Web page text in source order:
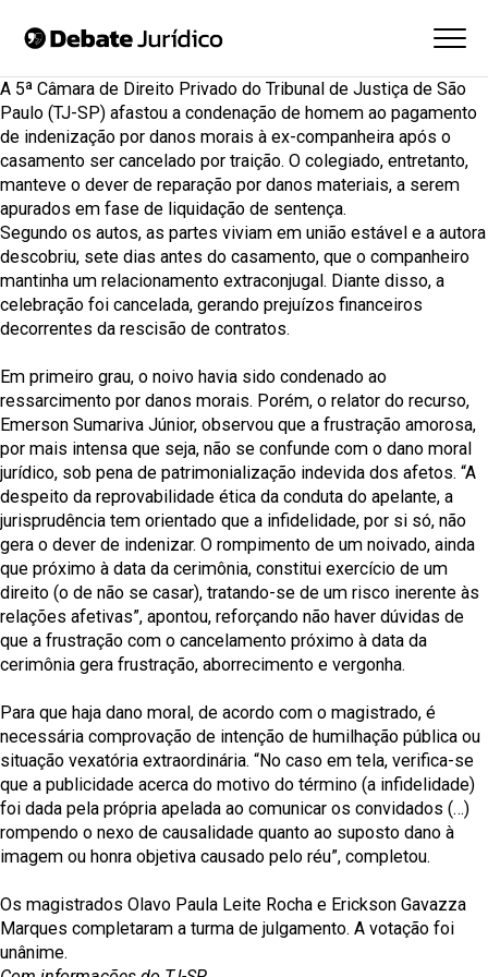
A 5ª Câmara de Direito Privado do Tribunal de Justiça de São
Paulo (TJ-SP) afastou a condenação de homem ao pagamento
de indenização por danos morais à ex-companheira após o
casamento ser cancelado por traição. O colegiado, entretanto,
manteve o dever de reparação por danos materiais, a serem
apurados em fase de liquidação de sentença.
Segundo os autos, as partes viviam em união estável e a autora
descobriu, sete dias antes do casamento, que o companheiro
mantinha um relacionamento extraconjugal. Diante disso, a
celebração foi cancelada, gerando prejuízos financeiros
decorrentes da rescisão de contratos.
Em primeiro grau, o noivo havia sido condenado ao
ressarcimento por danos morais. Porém, o relator do recurso,
Emerson Sumariva Júnior, observou que a frustração amorosa,
por mais intensa que seja, não se confunde com o dano moral
jurídico, sob pena de patrimonialização indevida dos afetos. “A
despeito da reprovabilidade ética da conduta do apelante, a
jurisprudência tem orientado que a infidelidade, por si só, não
gera o dever de indenizar. O rompimento de um noivado, ainda
que próximo à data da cerimônia, constitui exercício de um
direito (o de não se casar), tratando-se de um risco inerente às
relações afetivas”, apontou, reforçando não haver dúvidas de
que a frustração com o cancelamento próximo à data da
cerimônia gera frustração, aborrecimento e vergonha.
Para que haja dano moral, de acordo com o magistrado, é
necessária comprovação de intenção de humilhação pública ou
situação vexatória extraordinária. “No caso em tela, verifica-se
que a publicidade acerca do motivo do término (a infidelidade)
foi dada pela própria apelada ao comunicar os convidados (…)
rompendo o nexo de causalidade quanto ao suposto dano à
imagem ou honra objetiva causado pelo réu”, completou.
Os magistrados Olavo Paula Leite Rocha e Erickson Gavazza
Marques completaram a turma de julgamento. A votação foi
unânime.